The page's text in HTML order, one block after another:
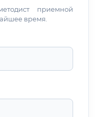
приемной
время.